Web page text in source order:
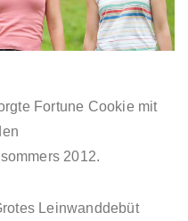
Fortune Cookie mit
2012.
Leinwanddebüt